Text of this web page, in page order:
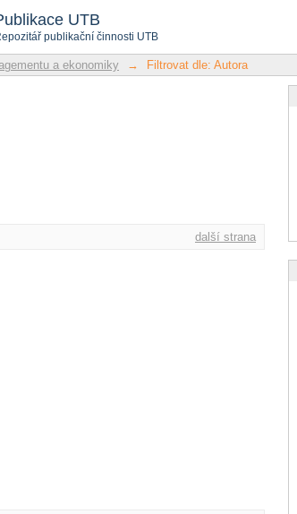
UTB
publikační činnosti UTB
a ekonomiky → Filtrovat dle: Autora
další strana